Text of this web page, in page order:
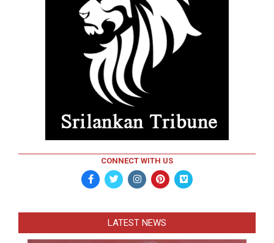
CONNECT WITH US
LATEST NEWS